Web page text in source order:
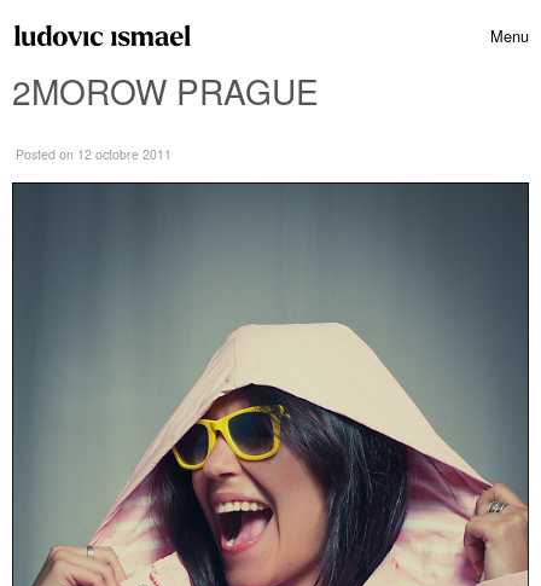
Menu
2MOROW PRAGUE
Posted on 12 octobre 2011